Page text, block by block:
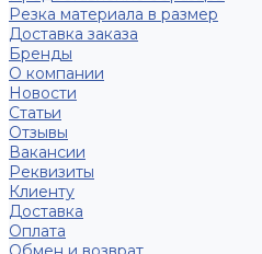
Резка материала в размер
Доставка заказа
Бренды
О компании
Новости
Статьи
Отзывы
Вакансии
Реквизиты
Клиенту
Доставка
Оплата